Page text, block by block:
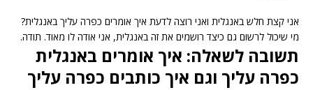
אני קצת חלש באנגלית ואני רוצה לדעת איך אומרים כפרה עליך באנגלית?
מי שיכול לרשום גם כיצד רושמים את זה באנגלית, אני אודה לו מאוד. תודה.
תשובה לשאלה: איך אומרים באנגלית
כפרה עליך וגם איך כותבים כפרה עליך